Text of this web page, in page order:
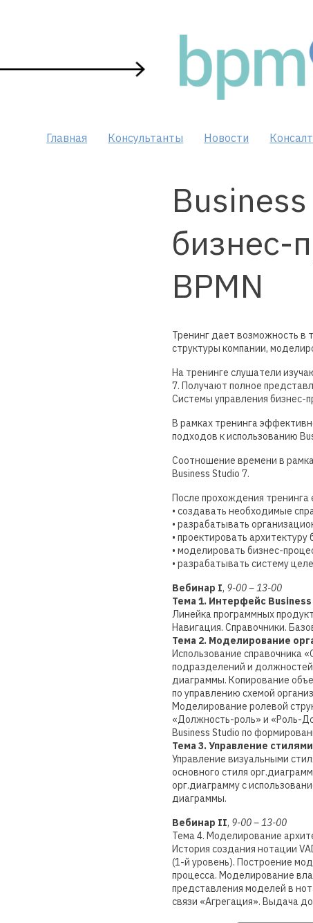
content
Главная Консультанты Новости
бизнес-
BPMN
Тренинг дает возможность в
структуры компании,
На тренинге слушатели
7. Получают полное
Системы управления бизнес-
В рамках тренинга
подходов к использованию
Соотношение времени в
Business Studio 7.
После прохождения тренинга
• создавать необходимые
• разрабатывать
• проектировать
• моделировать бизнес-
• разрабатывать систему
Вебинар I, 9-00 – 13-00
Тема 1. Интерфейс
Линейка программных
Навигация. Справочники.
Тема 2. Моделирование
Использование справочника
подразделений и
диаграммы. Копирование
по управлению схемой
Моделирование ролевой
«Должность-роль» и «Роль-
Business Studio по
Тема 3. Управление стилями
Управление визуальными
основного стиля
орг.диаграмму с
диаграммы.
Вебинар II, 9-00 – 13-00
Тема 4. Моделирование
История создания нотации
(1-й уровень). Построение
процесса. Моделирование
представления моделей в
связи «Агрегация». Выдача